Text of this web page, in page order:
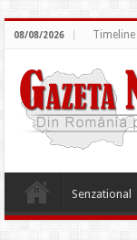
08/08/2026 Timeline
Senzational